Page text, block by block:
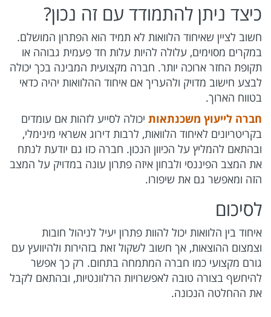
כיצד ניתן להתמודד עם זה נכון?
חשוב לציין שאיחוד הלוואות לא תמיד הוא הפתרון המושלם.
במקרים מסוימים, עלולה להיות עלות חד פעמית גבוהה או
תקופת החזר ארוכה יותר. חברה מקצועית המבינה בכך יכולה
לבצע חישוב מדויק ולהעריך אם איחוד ההלוואות יהיה כדאי
בטווח הארוך.
חברה לייעוץ משכנתאות יכולה לסייע לזהות אם עומדים
בקריטריונים לאיחוד הלוואות, לרבות דירוג אשראי מינימלי,
ובהתאם להמליץ על הכיוון הנכון. חברה כזו גם יודעת לנתח
את המצב הפיננסי ולבחון איזה פתרון עונה במדויק על המצב
הזה ומאפשר גם את שיפורו.
לסיכום
איחוד בין הלוואות יכול להוות פתרון יעיל לניהול חובות
וצמצום ההוצאות, אך חשוב לשקול זאת בזהירות ולהיוועץ עם
גורם מקצועי כמו חברה המתמחה בתחום. רק כך אפשר
להיחשף בצורה טובה לאפשרויות הרלוונטיות, ובהתאם לקבל
את ההחלטה הנכונה.